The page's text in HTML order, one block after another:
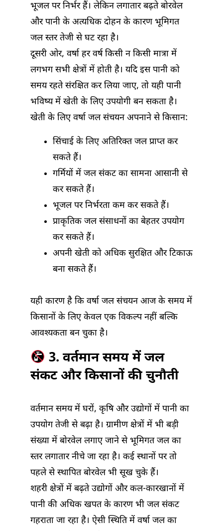
भूजल पर निर्भर हैं। लेकिन लगातार बढ़ते बोरवेल
और पानी के अत्यधिक दोहन के कारण भूमिगत
जल स्तर तेजी से घट रहा है।
दूसरी ओर, वर्षा हर वर्ष किसी न किसी मात्रा में
लगभग सभी क्षेत्रों में होती है। यदि इस पानी को
समय रहते संरक्षित कर लिया जाए, तो यही पानी
भविष्य में खेती के लिए उपयोगी बन सकता है।
खेती के लिए वर्षा जल संचयन अपनाने से किसान:
सिंचाई के लिए अतिरिक्त जल प्राप्त कर
सकते हैं।
गर्मियों में जल संकट का सामना आसानी से
कर सकते हैं।
भूजल पर निर्भरता कम कर सकते हैं।
प्राकृतिक जल संसाधनों का बेहतर उपयोग
कर सकते हैं।
अपनी खेती को अधिक सुरक्षित और टिकाऊ
बना सकते हैं।
यही कारण है कि वर्षा जल संचयन आज के समय में
किसानों के लिए केवल एक विकल्प नहीं बल्कि
आवश्यकता बन चुका है।
3. वर्तमान समय में जल
संकट और किसानों की चुनौती
वर्तमान समय में घरों, कृषि और उद्योगों में पानी का
उपयोग तेजी से बढ़ा है। ग्रामीण क्षेत्रों में भी बड़ी
संख्या में बोरवेल लगाए जाने से भूमिगत जल का
स्तर लगातार नीचे जा रहा है। कई स्थानों पर तो
पहले से स्थापित बोरवेल भी सूख चुके हैं।
शहरी क्षेत्रों में बढ़ते उद्योगों और कल-कारखानों में
पानी की अधिक खपत के कारण भी जल संकट
गहराता जा रहा है। ऐसी स्थिति में वर्षा जल का